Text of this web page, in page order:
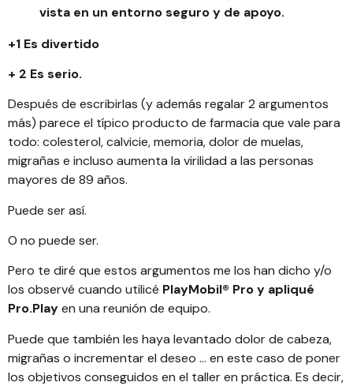
vista en un entorno seguro y de apoyo.
+1 Es divertido
+ 2 Es serio.
Después de escribirlas (y además regalar 2 argumentos
más) parece el típico producto de farmacia que vale para
todo: colesterol, calvicie, memoria, dolor de muelas,
migrañas e incluso aumenta la virilidad a las personas
mayores de 89 años.
Puede ser así.
O no puede ser.
Pero te diré que estos argumentos me los han dicho y/o
los observé cuando utilicé PlayMobil® Pro y apliqué
Pro.Playen una reunión de equipo.
Puede que también les haya levantado dolor de cabeza,
migrañas o incrementar el deseo … en este caso de poner
los objetivos conseguidos en el taller en práctica. Es decir,